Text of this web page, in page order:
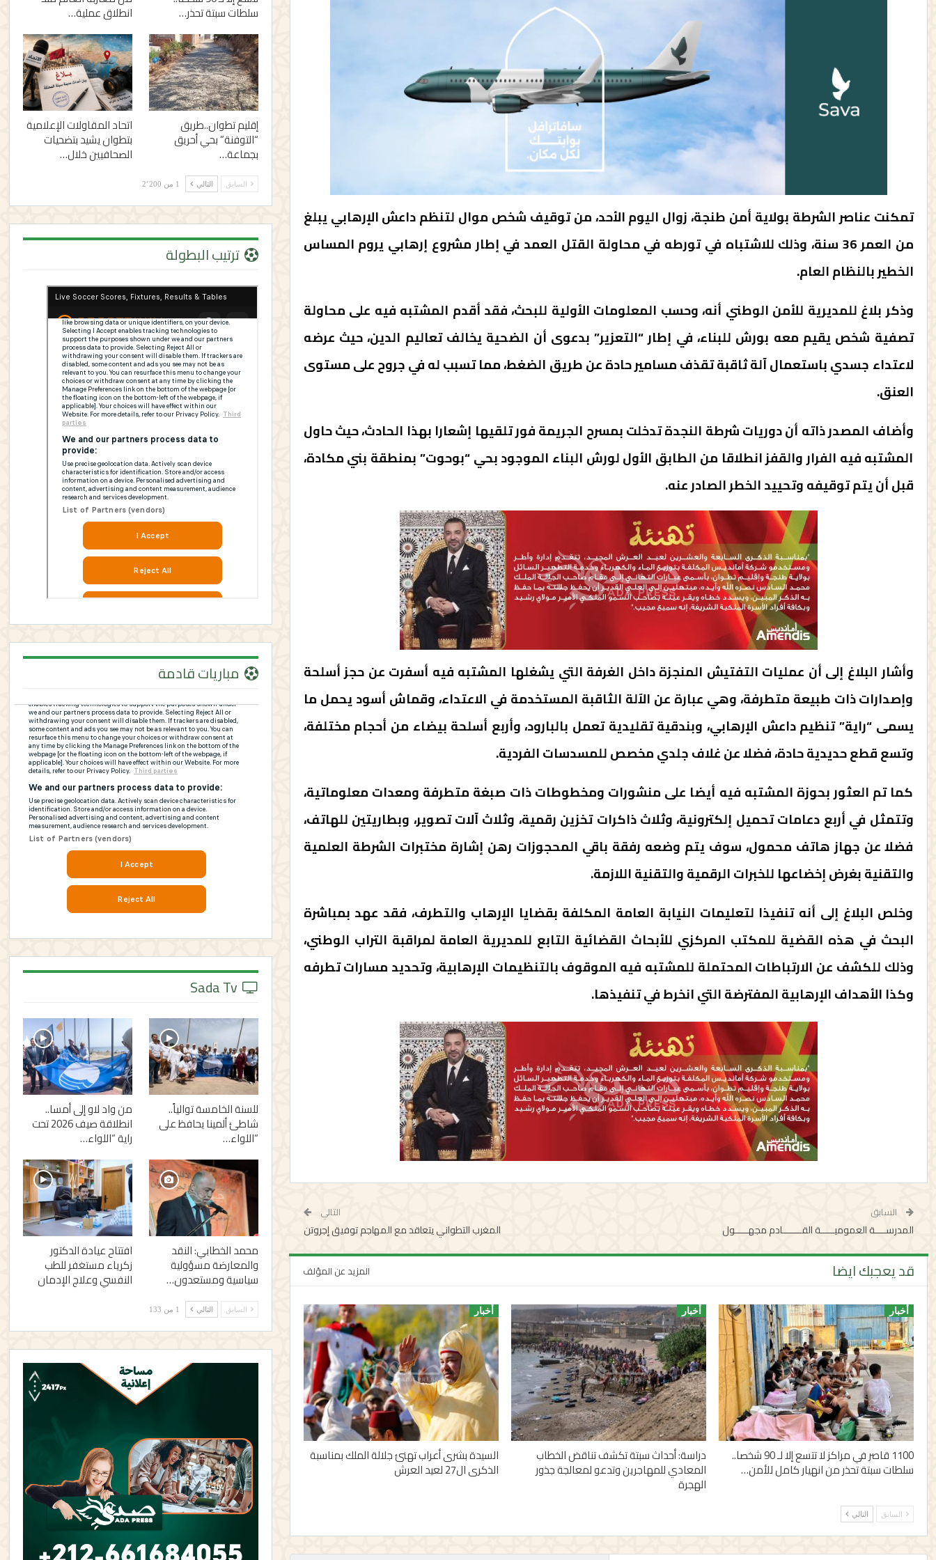
تمكنت عناصر الشرطة بولاية أمن طنجة، زوال اليوم الأحد، من توقيف شخص موال لتنظم داعش الإرهابي يبلغ
من العمر 36 سنة، وذلك للاشتباه في تورطه في محاولة القتل العمد في إطار مشروع إرهابي يروم المساس
الخطير بالنظام العام.
وذكر بلاغ للمديرية للأمن الوطني أنه، وحسب المعلومات الأولية للبحث، فقد أقدم المشتبه فيه على محاولة
تصفية شخص يقيم معه بورش للبناء، في إطار “التعزير” بدعوى أن الضحية يخالف تعاليم الدين، حيث عرضه
لاعتداء جسدي باستعمال آلة ثاقبة تقذف مسامير حادة عن طريق الضغط، مما تسبب له في جروح على مستوى
العنق.
وأضاف المصدر ذاته أن دوريات شرطة النجدة تدخلت بمسرح الجريمة فور تلقيها إشعارا بهذا الحادث، حيث حاول
المشتبه فيه الفرار والقفز انطلاقا من الطابق الأول لورش البناء الموجود بحي “بوحوت” بمنطقة بني مكادة،
قبل أن يتم توقيفه وتحييد الخطر الصادر عنه.
وأشار البلاغ إلى أن عمليات التفتيش المنجزة داخل الغرفة التي يشغلها المشتبه فيه أسفرت عن حجز أسلحة
وإصدارات ذات طبيعة متطرفة، وهي عبارة عن الآلة الثاقبة المستخدمة في الاعتداء، وقماش أسود يحمل ما
يسمى “راية” تنظيم داعش الإرهابي، وبندقية تقليدية تعمل بالبارود، وأربع أسلحة بيضاء من أحجام مختلفة،
وتسع قطع حديدية حادة، فضلا عن غلاف جلدي مخصص للمسدسات الفردية.
كما تم العثور بحوزة المشتبه فيه أيضا على منشورات ومخطوطات ذات صبغة متطرفة ومعدات معلوماتية،
وتتمثل في أربع دعامات تحميل إلكترونية، وثلاث ذاكرات تخزين رقمية، وثلاث آلات تصوير، وبطاريتين للهاتف،
فضلا عن جهاز هاتف محمول، سوف يتم وضعه رفقة باقي المحجوزات رهن إشارة مختبرات الشرطة العلمية
والتقنية بغرض إخضاعها للخبرات الرقمية والتقنية اللازمة.
وخلص البلاغ إلى أنه تنفيذا لتعليمات النيابة العامة المكلفة بقضايا الإرهاب والتطرف، فقد عهد بمباشرة
البحث في هذه القضية للمكتب المركزي للأبحاث القضائية التابع للمديرية العامة لمراقبة التراب الوطني،
وذلك للكشف عن الارتباطات المحتملة للمشتبه فيه الموقوف بالتنظيمات الإرهابية، وتحديد مسارات تطرفه
وكذا الأهداف الإرهابية المفترضة التي انخرط في تنفيذها.
السابق
المدرســــة العموميـــــة القـــــــادم مجهـــــول
التالي
المغرب التطواني يتعاقد مع المهاجم توفيق إجروتن
قد يعجبك ايضا المزيد عن المؤلف
أخبار
1100 قاصر في مراكز لا تتسع إلا لـ 90 شخصا..
سلطات سبتة تحذر من انهيار كامل للأمن…
أخبار
دراسة: أحداث سبتة تكشف تناقض الخطاب
المعادي للمهاجرين وتدعو لمعالجة جذور
الهجرة
أخبار
السيدة بشرى أعراب تهنئ جلالة الملك بمناسبة
الذكرى ال27 لعيد العرش
السابق التالي
سلطات سبتة تحذر… انطلاق عملية…
إقليم تطوان..طريق
“التوفنة” بحي أحريق
بجماعة…
اتحاد المقاولات الإعلامية
بتطوان يشيد بتضحيات
الصحافيين خلال…
السابق التالي 1 من 2٬200
ترتيب البطولة
مباريات قادمة
للسنة الخامسة توالياً..
شاطئ ألمينا يحافظ على
“اللواء…
من واد لاو إلى أمسا..
انطلاقة صيف 2026 تحت
راية “اللواء…
محمد الخطابي: النقد
والمعارضة مسؤولية
سياسية ومستعدون…
افتتاح عيادة الدكتور
زكرياء مستغفر للطب
النفسي وعلاج الإدمان
السابق التالي 1 من 133